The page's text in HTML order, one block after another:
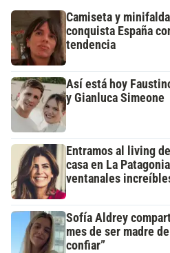
Camiseta y
conquista España
tendencia
Así está hoy
y Gianluca Simeone
Entramos al living
casa en La
ventanales
Sofía Aldrey
mes de ser madre
confiar”